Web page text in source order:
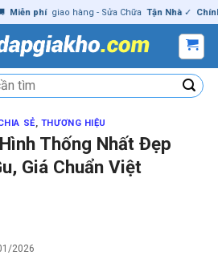
phí giao hàng - Sửa Chữa Tận Nhà ✓ Chính hãng
SẺ, THƯƠNG HIỆU
Thống Nhất Đẹp
Giá Chuẩn Việt
2026